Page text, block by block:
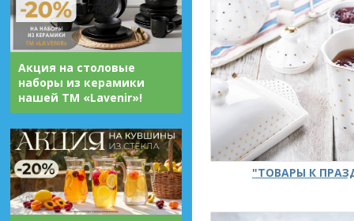
Акция на столовые
наборы из керамики
нашей ТМ «Lavenir»!
"ТОВАРЫ К